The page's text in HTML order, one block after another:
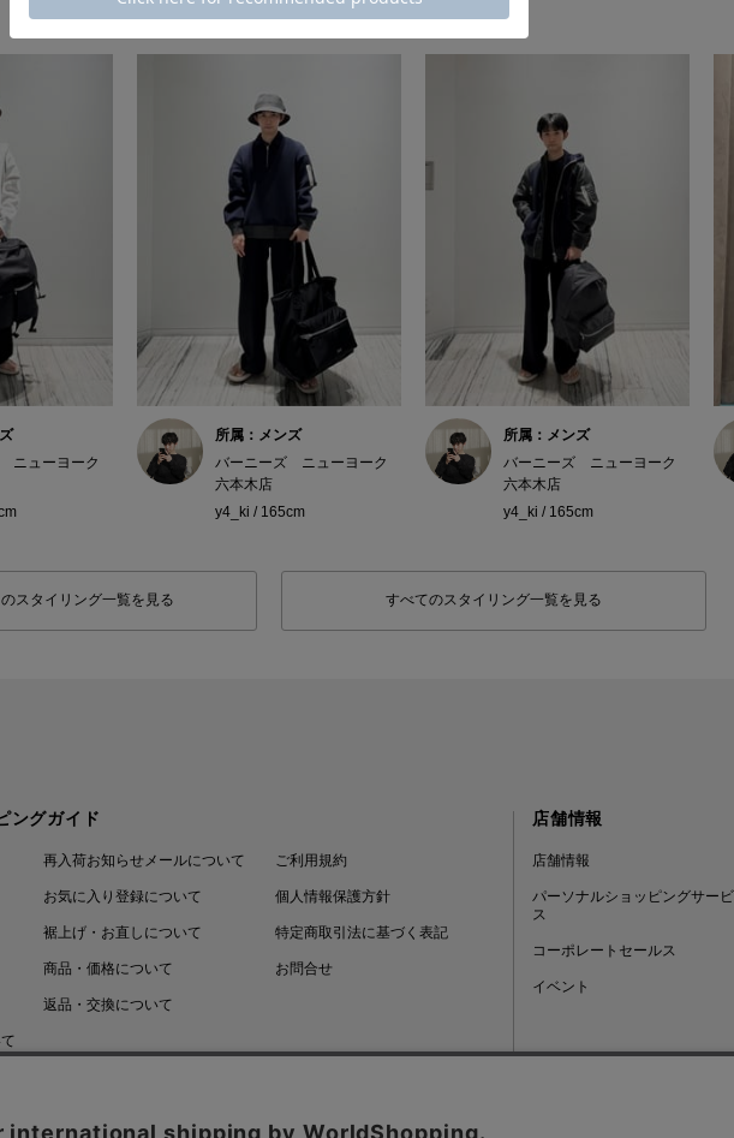
ニューヨーク
所属：メンズ
バーニーズ ニューヨーク
六本木店
y4_ki / 165cm
所属：メンズ
バーニーズ ニューヨーク
六本木店
y4_ki / 165cm
スタイリング一覧を見る すべてのスタイリング一覧を見る
ングガイド
再入荷お知らせメールについて
お気に入り登録について
裾上げ・お直しについて
商品・価格について
返品・交換について
ご利用規約
個人情報保護方針
特定商取引法に基づく表記
お問合せ
店舗情報
店舗情報
パーソナルショッピングサービ
ス
コーポレートセールス
イベント